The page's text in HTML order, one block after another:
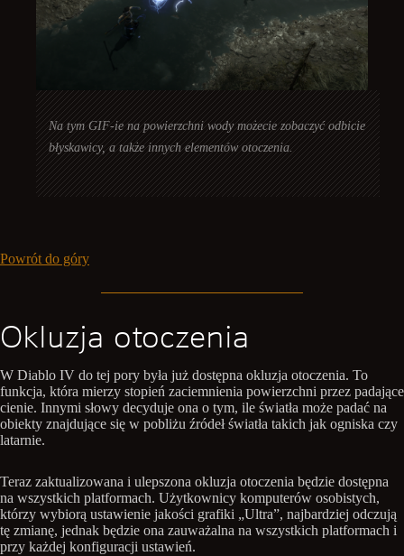
Na tym GIF-ie na powierzchni wody możecie zobaczyć odbicie
błyskawicy, a także innych elementów otoczenia.
Powrót do góry
Okluzja otoczenia
W Diablo IV do tej pory była już dostępna okluzja otoczenia. To
funkcja, która mierzy stopień zaciemnienia powierzchni przez padające
cienie. Innymi słowy decyduje ona o tym, ile światła może padać na
obiekty znajdujące się w pobliżu źródeł światła takich jak ogniska czy
latarnie.
Teraz zaktualizowana i ulepszona okluzja otoczenia będzie dostępna
na wszystkich platformach. Użytkownicy komputerów osobistych,
którzy wybiorą ustawienie jakości grafiki „Ultra”, najbardziej odczują
tę zmianę, jednak będzie ona zauważalna na wszystkich platformach i
przy każdej konfiguracji ustawień.